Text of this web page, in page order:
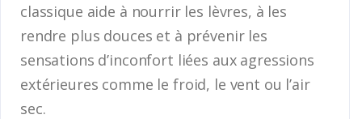
classique aide à nourrir les lèvres, à les
rendre plus douces et à prévenir les
sensations d’inconfort liées aux agressions
extérieures comme le froid, le vent ou l’air
sec.